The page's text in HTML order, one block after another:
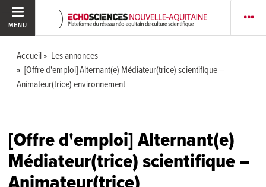
MENU
Accueil
Les annonces
[Offre d'emploi] Alternant(e) Médiateur(trice) scientifique –
Animateur(trice) environnement
[Offre d'emploi] Alternant(e)
Médiateur(trice) scientifique –